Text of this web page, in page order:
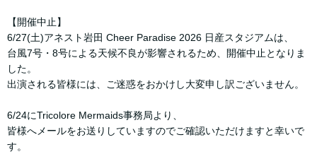
【開催中止】
6/27(土)アネスト岩田 Cheer Paradise 2026 日産スタジアムは、
台風7号・8号による天候不良が影響されるため、開催中止となりま
した。
出演される皆様には、ご迷惑をおかけし大変申し訳ございません。
6/24にTricolore Mermaids事務局より、
皆様へメールをお送りしていますのでご確認いただけますと幸いで
す。